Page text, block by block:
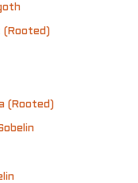
(Rooted)
(Rooted)